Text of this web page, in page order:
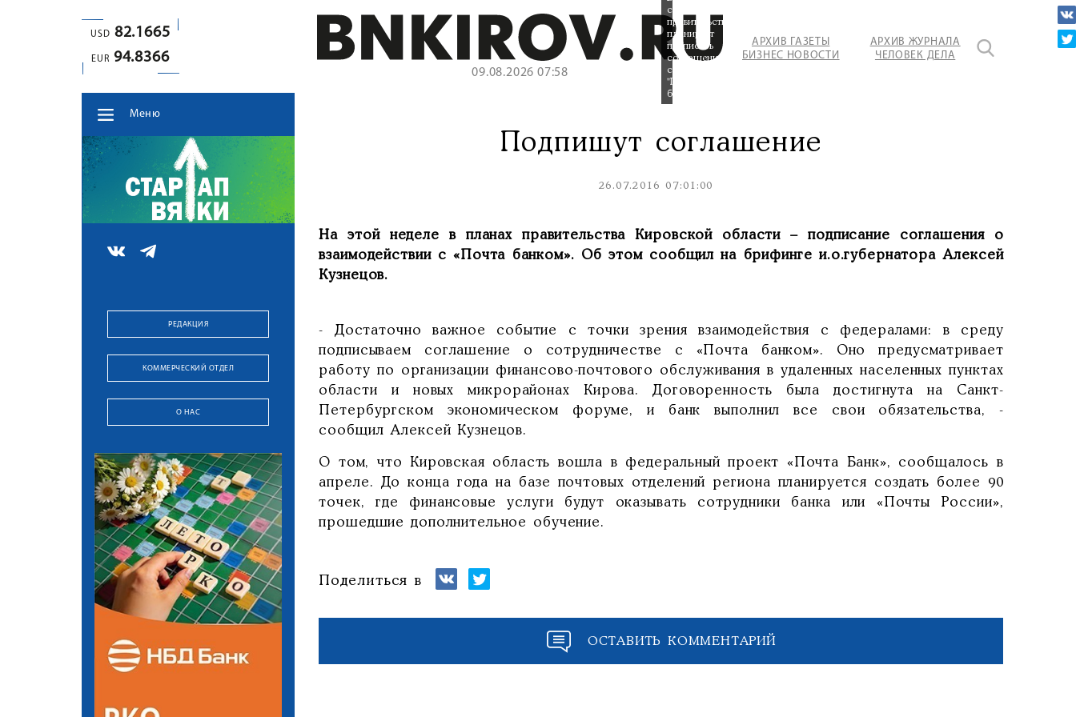
USD 82.1665
EUR 94.8366
09.08.2026 07:58
АРХИВ ГАЗЕТЫ
БИЗНЕС НОВОСТИ
АРХИВ ЖУРНАЛА
ЧЕЛОВЕК ДЕЛА
Меню
РЕДАКЦИЯ
КОММЕРЧЕСКИЙ ОТДЕЛ
О НАС
среду
правительство
планирует
подписать
соглашение
с
"Почта-
банком"
Подпишут соглашение
26.07.2016 07:01:00
На этой неделе в планах правительства Кировской области – подписание соглашения о
взаимодействии с «Почта банком». Об этом сообщил на брифинге и.о.губернатора Алексей
Кузнецов.
- Достаточно важное событие с точки зрения взаимодействия с федералами: в среду
подписываем соглашение о сотрудничестве с «Почта банком». Оно предусматривает
работу по организации финансово-почтового обслуживания в удаленных населенных пунктах
области и новых микрорайонах Кирова. Договоренность была достигнута на Санкт-
Петербургском экономическом форуме, и банк выполнил все свои обязательства, -
сообщил Алексей Кузнецов.
О том, что Кировская область вошла в федеральный проект «Почта Банк», сообщалось в
апреле. До конца года на базе почтовых отделений региона планируется создать более 90
точек, где финансовые услуги будут оказывать сотрудники банка или «Почты России»,
прошедшие дополнительное обучение.
Поделиться в
ОСТАВИТЬ КОММЕНТАРИЙ